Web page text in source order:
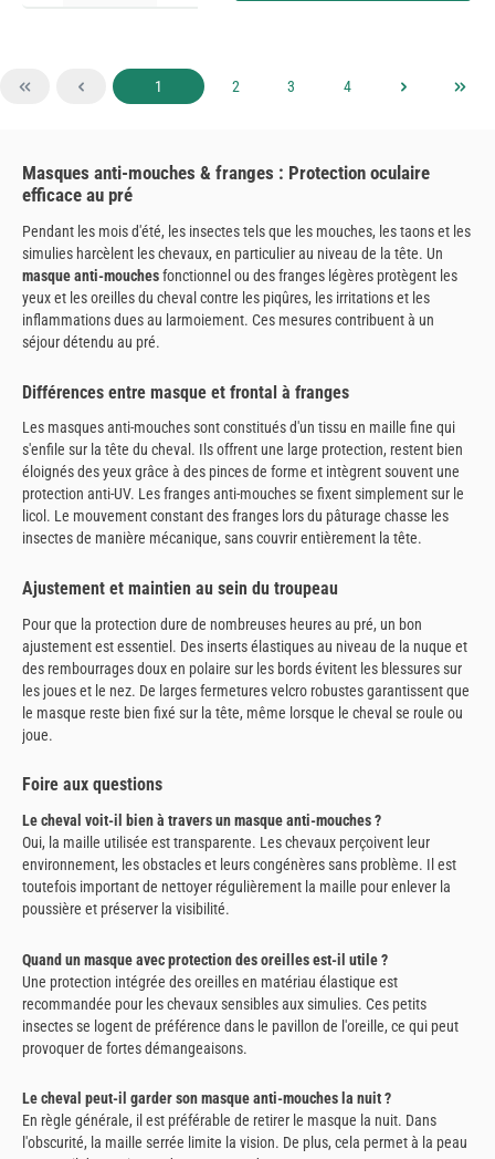
Page
1 Page
2 Page
3 Page
4
Masques anti-mouches & franges : Protection oculaire
efficace au pré
Pendant les mois d'été, les insectes tels que les mouches, les taons et les
simulies harcèlent les chevaux, en particulier au niveau de la tête. Un
masque anti-mouchesfonctionnel ou des franges légères protègent les
yeux et les oreilles du cheval contre les piqûres, les irritations et les
inflammations dues au larmoiement. Ces mesures contribuent à un
séjour détendu au pré.
Différences entre masque et frontal à franges
Les masques anti-mouches sont constitués d'un tissu en maille fine qui
s'enfile sur la tête du cheval. Ils offrent une large protection, restent bien
éloignés des yeux grâce à des pinces de forme et intègrent souvent une
protection anti-UV. Les franges anti-mouches se fixent simplement sur le
licol. Le mouvement constant des franges lors du pâturage chasse les
insectes de manière mécanique, sans couvrir entièrement la tête.
Ajustement et maintien au sein du troupeau
Pour que la protection dure de nombreuses heures au pré, un bon
ajustement est essentiel. Des inserts élastiques au niveau de la nuque et
des rembourrages doux en polaire sur les bords évitent les blessures sur
les joues et le nez. De larges fermetures velcro robustes garantissent que
le masque reste bien fixé sur la tête, même lorsque le cheval se roule ou
joue.
Foire aux questions
Le cheval voit-il bien à travers un masque anti-mouches ?
Oui, la maille utilisée est transparente. Les chevaux perçoivent leur
environnement, les obstacles et leurs congénères sans problème. Il est
toutefois important de nettoyer régulièrement la maille pour enlever la
poussière et préserver la visibilité.
Quand un masque avec protection des oreilles est-il utile ?
Une protection intégrée des oreilles en matériau élastique est
recommandée pour les chevaux sensibles aux simulies. Ces petits
insectes se logent de préférence dans le pavillon de l'oreille, ce qui peut
provoquer de fortes démangeaisons.
Le cheval peut-il garder son masque anti-mouches la nuit ?
En règle générale, il est préférable de retirer le masque la nuit. Dans
l'obscurité, la maille serrée limite la vision. De plus, cela permet à la peau